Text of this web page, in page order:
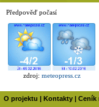
Předpověď počasí
zdroj: meteopress.cz
O projektu Kontakty Ceník